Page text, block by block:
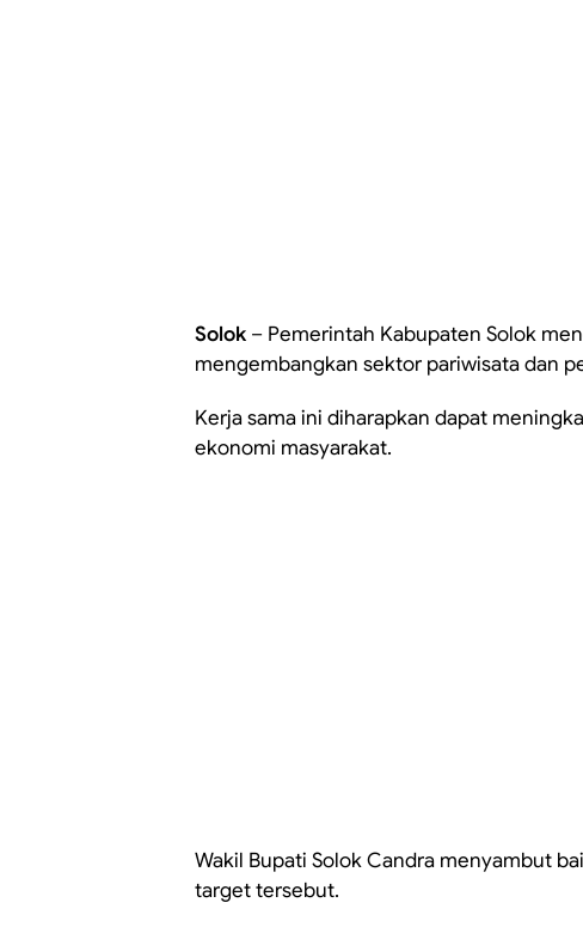
Solok – Pemerintah Kabupaten Solok
mengembangkan sektor pariwisata dan
Kerja sama ini diharapkan dapat
ekonomi masyarakat.
Wakil Bupati Solok Candra menyambut
target tersebut.